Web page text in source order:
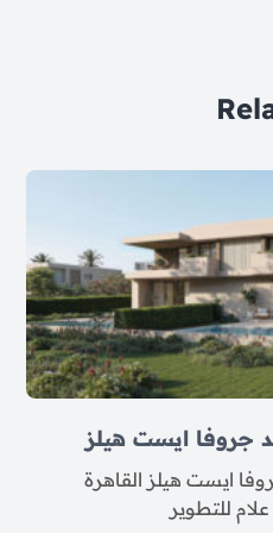
جروفا ايست هيلز
ايست هيلز القاهرة
للتطوير